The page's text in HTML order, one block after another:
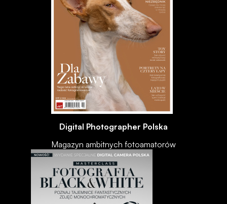
Digital Photographer Polska
Magazyn ambitnych fotoamatorów